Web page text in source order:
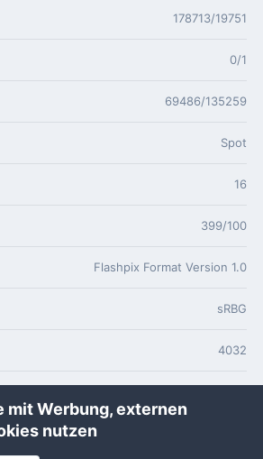
178713/19751
0/1
69486/135259
Spot
16
399/100
Flashpix Format Version 1.0
sRBG
4032
mit Werbung, externen
nutzen